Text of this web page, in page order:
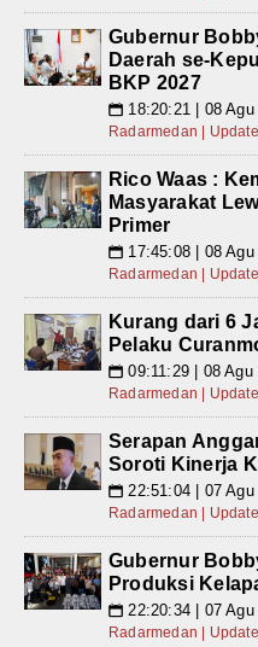
Gubernur
Daerah se-
BKP 2027
📅 18:20:21 | 08
Radarmedan |
Rico Waas :
Masyarakat
Primer
📅 17:45:08 | 08
Radarmedan |
Kurang dari 6
Pelaku
📅 09:11:29 | 08
Radarmedan |
Serapan
Soroti Kinerja
📅 22:51:04 | 07
Radarmedan |
Gubernur
Produksi
📅 22:20:34 | 07
Radarmedan |